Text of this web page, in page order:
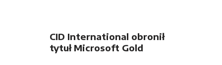
CID International obronił
tytuł Microsoft Gold